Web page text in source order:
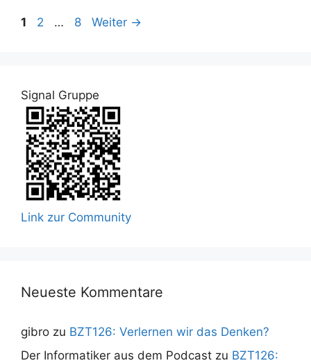
Seite
1 Seite
2 … Seite
8 Weiter →
Signal Gruppe
Link zur Community
Neueste Kommentare
gibro zu BZT126: Verlernen wir das Denken?
Der Informatiker aus dem Podcast zu BZT126: